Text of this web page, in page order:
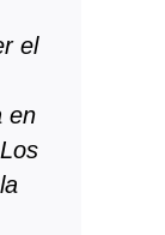
el
en